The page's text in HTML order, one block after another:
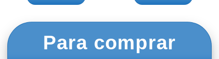
várias
variantes.
várias
variantes.
Para comprar